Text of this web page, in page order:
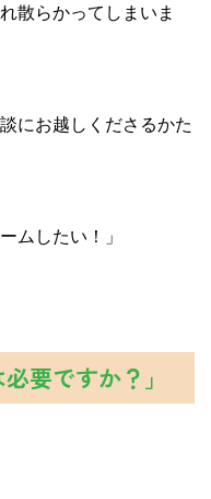
散らかってしまいま
にお越しくださるかた
ムしたい！」
要ですか？」